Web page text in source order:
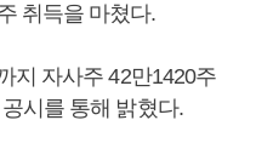
취득을 마쳤다.
지 자사주 42만1420주
시를 통해 밝혔다.